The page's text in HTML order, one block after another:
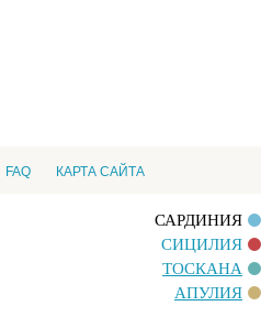
FAQ КАРТА САЙТА
САРДИНИЯ
СИЦИЛИЯ
ТОСКАНА
АПУЛИЯ